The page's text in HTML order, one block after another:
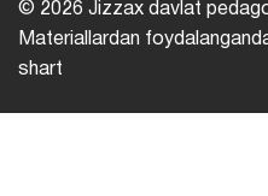
© 2026 Jizzax davlat
Materiallardan
shart